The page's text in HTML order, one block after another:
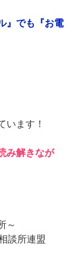
』でも『お電
います！
み解きなが
～
談所連盟